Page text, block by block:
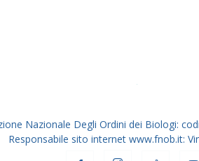
dei
Nazionale Degli Ordini dei Biologi:
Responsabile sito internet www.fnob.it: